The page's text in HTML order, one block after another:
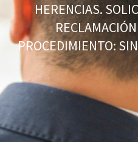
HERENCIAS.
PROCEDIMIENTO: